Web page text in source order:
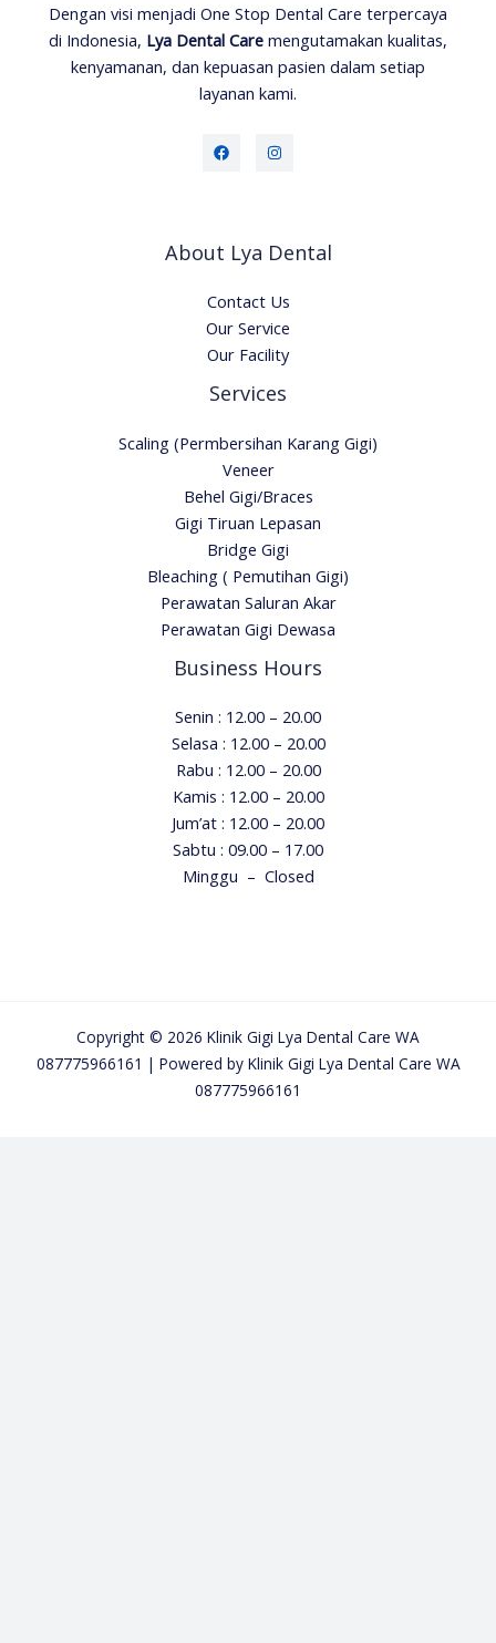
Dengan visi menjadi One Stop Dental Care terpercaya
di Indonesia, Lya Dental Care mengutamakan kualitas,
kenyamanan, dan kepuasan pasien dalam setiap
layanan kami.
About Lya Dental
Contact Us
Our Service
Our Facility
Services
Scaling (Permbersihan Karang Gigi)
Veneer
Behel Gigi/Braces
Gigi Tiruan Lepasan
Bridge Gigi
Bleaching ( Pemutihan Gigi)
Perawatan Saluran Akar
Perawatan Gigi Dewasa
Business Hours
Senin : 12.00 – 20.00
Selasa : 12.00 – 20.00
Rabu : 12.00 – 20.00
Kamis : 12.00 – 20.00
Jum’at : 12.00 – 20.00
Sabtu : 09.00 – 17.00
Minggu – Closed
Copyright © 2026 Klinik Gigi Lya Dental Care WA
087775966161 | Powered by Klinik Gigi Lya Dental Care WA
087775966161